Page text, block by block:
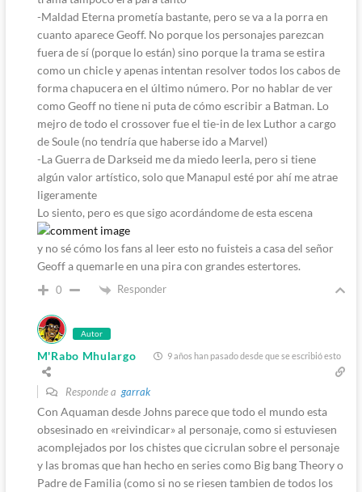
-Maldad Eterna prometía bastante, pero se va a la porra en
cuanto aparece Geoff. No porque los personajes parezcan
fuera de sí (porque lo están) sino porque la trama se estira
como un chicle y apenas intentan resolver todos los cabos de
forma chapucera en el último número. Por no hablar de ver
como Geoff no tiene ni puta de cómo escribir a Batman. Lo
mejro de todo el crossover fue el tie-in de lex Luthor a cargo
de Soule (no tendría que haberse ido a Marvel)
-La Guerra de Darkseid me da miedo leerla, pero si tiene
algún valor artístico, solo que Manapul esté por ahí me atrae
ligeramente
Lo siento, pero es que sigo acordándome de esta escena
y no sé cómo los fans al leer esto no fuisteis a casa del señor
Geoff a quemarle en una pira con grandes estertores.
0 Responder
Autor
M'Rabo Mhulargo 9 años han pasado desde que se escribió esto
Responde a garrak
Con Aquaman desde Johns parece que todo el mundo esta
obsesinado en «reivindicar» al personaje, como si estuviesen
acomplejados por los chistes que cicrulan sobre el personaje
y las bromas que han hecho en series como Big bang Theory o
Padre de Familia (como si no se riesen tambien de todos los